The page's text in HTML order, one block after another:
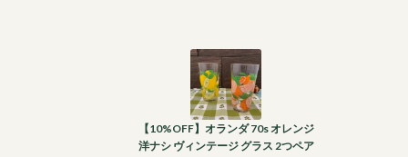
【10%OFF】オランダ 70s オレンジ
洋ナシ ヴィンテージ グラス 2つペア